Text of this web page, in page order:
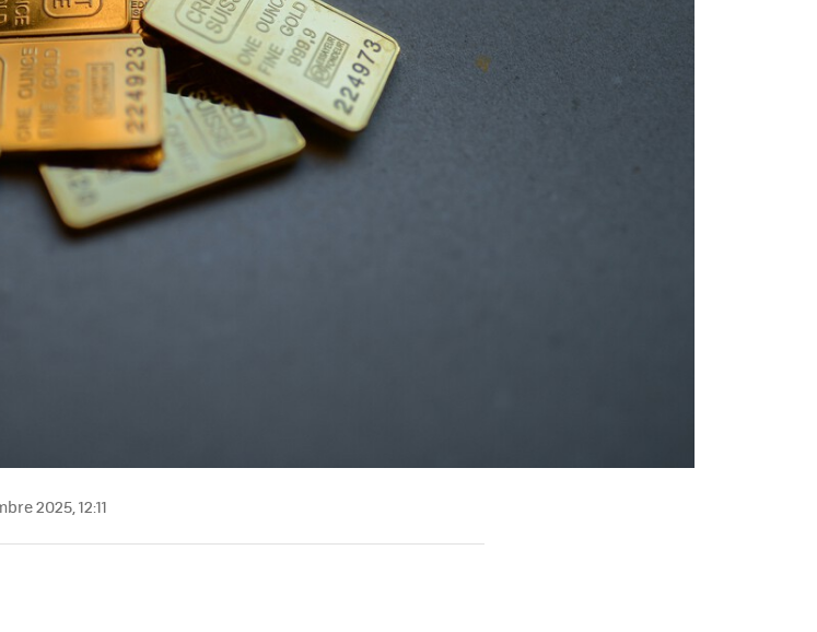
2025, 12:11